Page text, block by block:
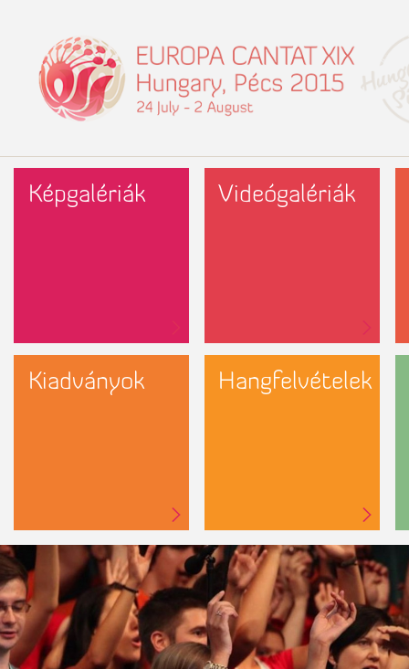
Képgalériák Videógalériák
Kiadványok Hangfelvételek